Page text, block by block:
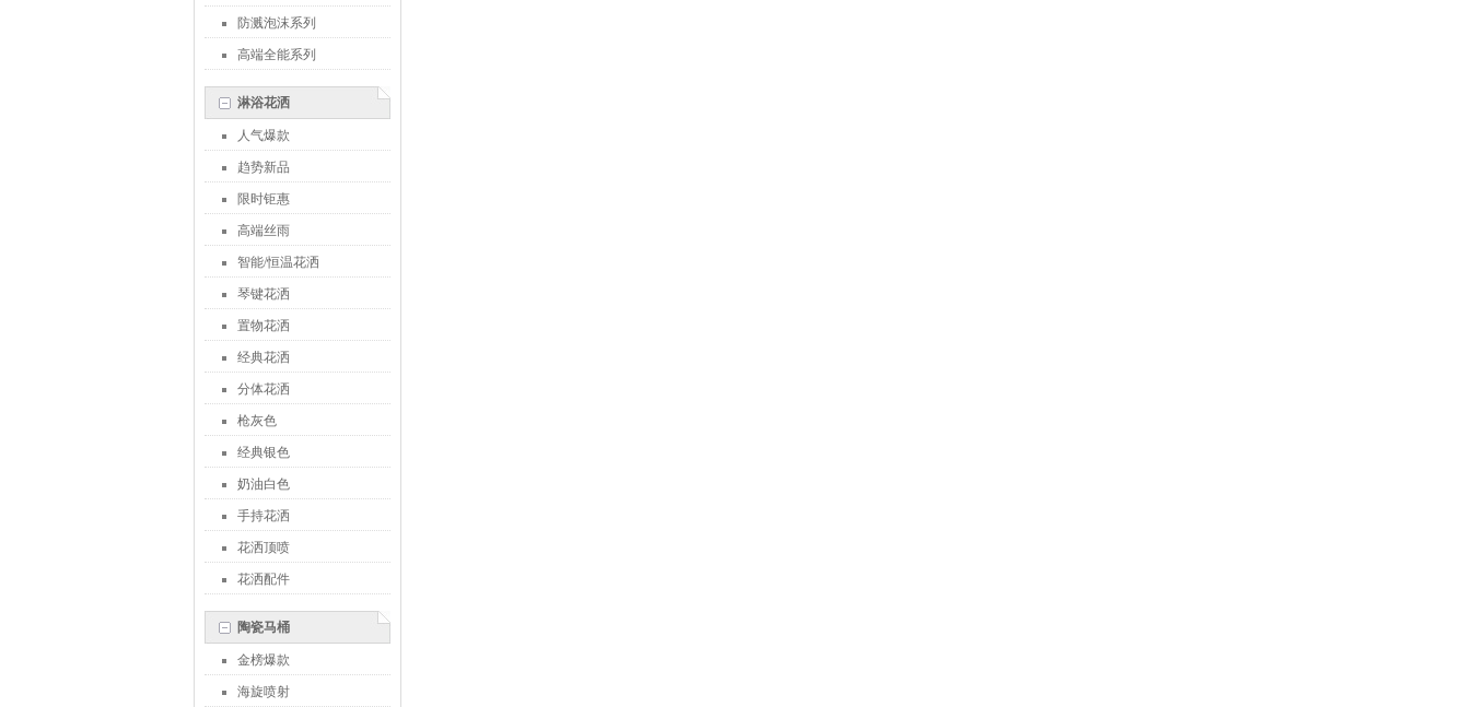
防溅泡沫系列
高端全能系列
淋浴花洒
人气爆款
趋势新品
限时钜惠
高端丝雨
智能/恒温花洒
琴键花洒
置物花洒
经典花洒
分体花洒
枪灰色
经典银色
奶油白色
手持花洒
花洒顶喷
花洒配件
陶瓷马桶
金榜爆款
海旋喷射